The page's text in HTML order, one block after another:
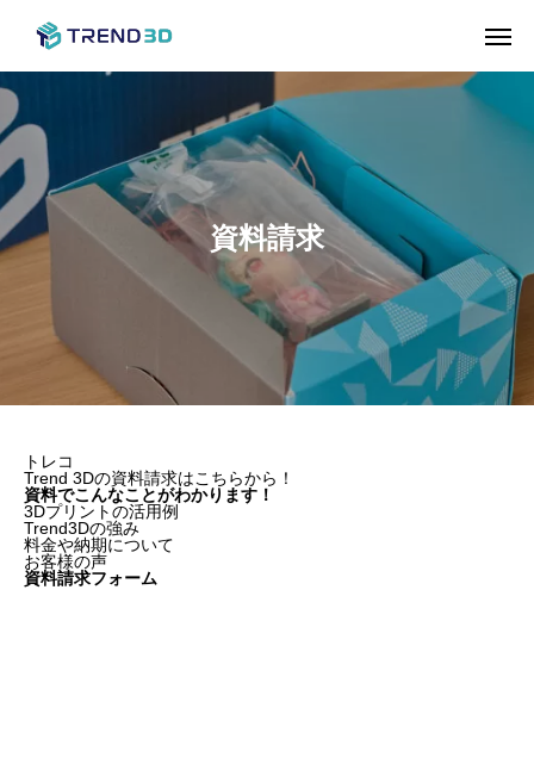
資料請求
トレコ
Trend 3Dの資料請求はこちらから！
資料でこんなことがわかります！
3Dプリントの活用例
Trend3Dの強み
料金や納期について
お客様の声
資料請求フォーム